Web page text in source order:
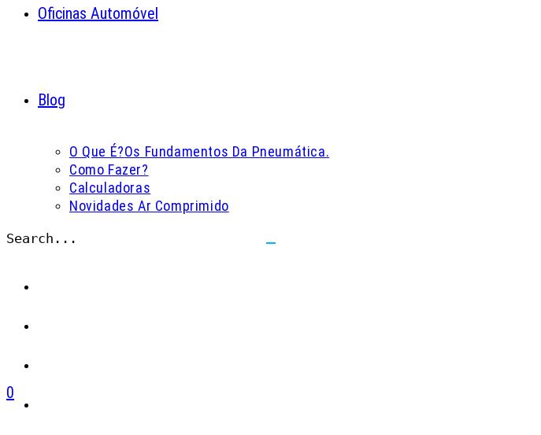
Oficinas Automóvel
Blog
O Que É?Os Fundamentos Da Pneumática.
Como Fazer?
Calculadoras
Novidades Ar Comprimido
Search...
0